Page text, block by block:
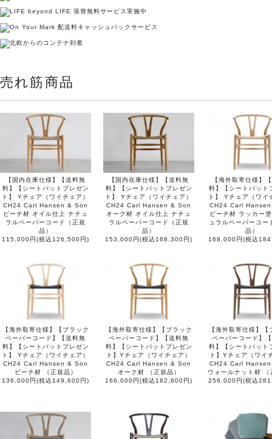
売れ筋商品
【国内在庫仕様】【送料無
料】【シートパットプレゼン
ト】 Yチェア（ワイチェア）
CH24 Carl Hansen & Son
ビーチ材 オイル仕上 ナチュ
ラルペーパーコード（正規
品）
115,000円(税込126,500円)
【国内在庫仕様】【送料無
料】【シートパットプレゼン
ト】 Yチェア（ワイチェア）
CH24 Carl Hansen & Son
オーク材 オイル仕上 ナチュ
ラルペーパーコード（正規
品）
153,000円(税込168,300円)
【海外取寄仕様】
料】【シートパット
ト】 Yチェア（ワイ
CH24 Carl
ビーチ材 ラッカー
ュラルペーパーコー
品）
168,000円(税込
【海外取寄仕様】【ブラック
ペーパーコード】【送料無
料】【シートパットプレゼン
ト】 Yチェア（ワイチェア）
CH24 Carl Hansen & Son
ビーチ材 （正規品）
136,000円(税込149,600円)
【海外取寄仕様】【ブラック
ペーパーコード】【送料無
料】【シートパットプレゼン
ト】Yチェア（ワイチェア）
CH24 Carl Hansen & Son
オーク材 （正規品）
166,000円(税込182,600円)
【海外取寄仕様】【
ペーパーコード】
料】【シートパット
ト】Yチェア（ワイ
CH24 Carl
ウォールナット材 （
256,000円(税込